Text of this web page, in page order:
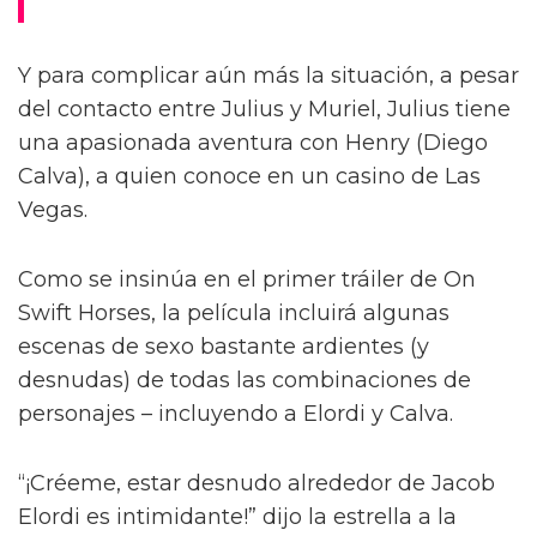
Y para complicar aún más la situación, a pesar
del contacto entre Julius y Muriel, Julius tiene
una apasionada aventura con Henry (Diego
Calva), a quien conoce en un casino de Las
Vegas.
Como se insinúa en el primer tráiler de On
Swift Horses, la película incluirá algunas
escenas de sexo bastante ardientes (y
desnudas) de todas las combinaciones de
personajes – incluyendo a Elordi y Calva.
“¡Créeme, estar desnudo alrededor de Jacob
Elordi es intimidante!” dijo la estrella a la